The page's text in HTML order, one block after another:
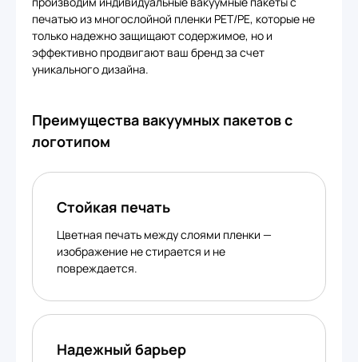
печатью из многослойной пленки PET/PE, которые не
только надежно защищают содержимое, но и
эффективно продвигают ваш бренд за счет
уникального дизайна.
Преимущества вакуумных пакетов с
логотипом
Стойкая печать
Цветная печать между слоями пленки —
изображение не стирается и не
повреждается.
Надежный барьер